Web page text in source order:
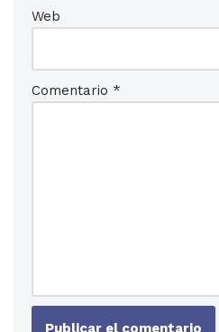
Web
Comentario *